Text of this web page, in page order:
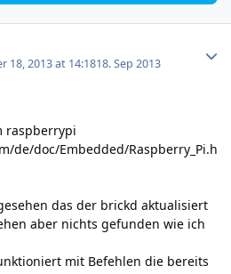
18, 2013 at 14:1818. Sep 2013
raspberrypi
de/doc/Embedded/Raspberry_Pi.h
das der brickd aktualisiert
aber nichts gefunden wie ich
mit Befehlen die bereits